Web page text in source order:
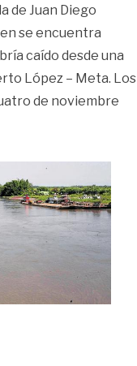
de Juan Diego
se encuentra
caído desde una
López – Meta. Los
de noviembre